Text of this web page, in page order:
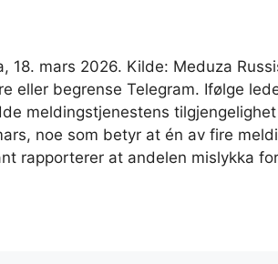
18. mars 2026. Kilde: Meduza
eller begrense Telegram. Ifølge
meldingstjenestens
noe som betyr at én av fire
rapporterer at andelen mislykka